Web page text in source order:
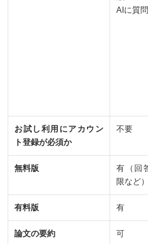
AIに質問
お試し利用にアカウン
ト登録が必須か
不要
無料版
有（回
限など）
有料版 有
論文の要約 可